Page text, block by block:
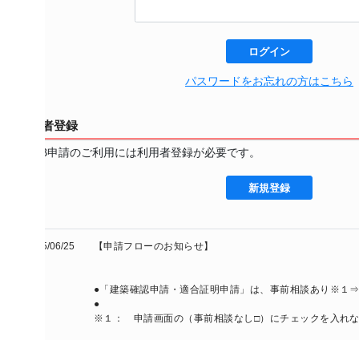
パスワードをお忘れの方はこちら
申請のご利用には利用者登録が必要です。
【申請フローのお知らせ】
●「建築確認申請・適合証明申請」は、事前相談あり※１⇒事前審
※１：　申請画面の（事前相談なし□）にチェックを入れない。